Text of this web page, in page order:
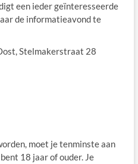
een ieder geïnteresseerde
de informatieavond te
Stelmakerstraat 28
moet je tenminste aan
18 jaar of ouder. Je